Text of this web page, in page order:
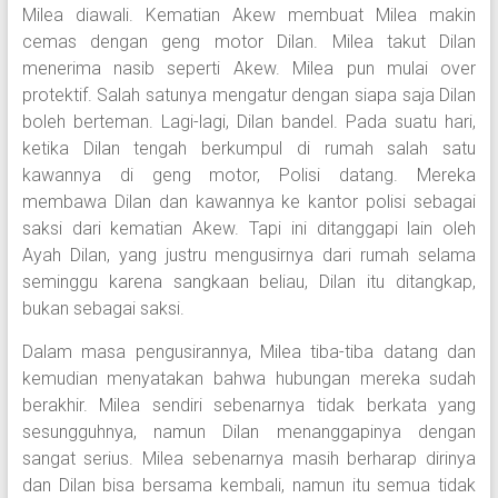
Milea diawali. Kematian Akew membuat Milea makin
cemas dengan geng motor Dilan. Milea takut Dilan
menerima nasib seperti Akew. Milea pun mulai over
protektif. Salah satunya mengatur dengan siapa saja Dilan
boleh berteman. Lagi-lagi, Dilan bandel. Pada suatu hari,
ketika Dilan tengah berkumpul di rumah salah satu
kawannya di geng motor, Polisi datang. Mereka
membawa Dilan dan kawannya ke kantor polisi sebagai
saksi dari kematian Akew. Tapi ini ditanggapi lain oleh
Ayah Dilan, yang justru mengusirnya dari rumah selama
seminggu karena sangkaan beliau, Dilan itu ditangkap,
bukan sebagai saksi.
Dalam masa pengusirannya, Milea tiba-tiba datang dan
kemudian menyatakan bahwa hubungan mereka sudah
berakhir. Milea sendiri sebenarnya tidak berkata yang
sesungguhnya, namun Dilan menanggapinya dengan
sangat serius. Milea sebenarnya masih berharap dirinya
dan Dilan bisa bersama kembali, namun itu semua tidak